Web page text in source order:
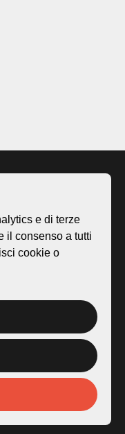
e di terze
il consenso a tutti
cookie o